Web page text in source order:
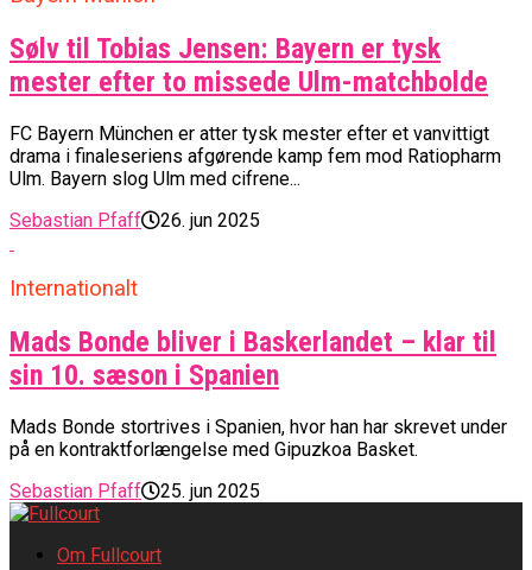
Sølv til Tobias Jensen: Bayern er tysk
mester efter to missede Ulm-matchbolde
FC Bayern München er atter tysk mester efter et vanvittigt
drama i finaleseriens afgørende kamp fem mod Ratiopharm
Ulm. Bayern slog Ulm med cifrene...
Sebastian Pfaff
26. jun 2025
Internationalt
Mads Bonde bliver i Baskerlandet – klar til
sin 10. sæson i Spanien
Mads Bonde stortrives i Spanien, hvor han har skrevet under
på en kontraktforlængelse med Gipuzkoa Basket.
Sebastian Pfaff
25. jun 2025
Om Fullcourt